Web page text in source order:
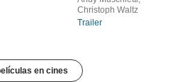
Christoph Waltz
Trailer
en cines